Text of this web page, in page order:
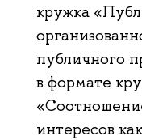
кружка
публичного
в формате
интересов